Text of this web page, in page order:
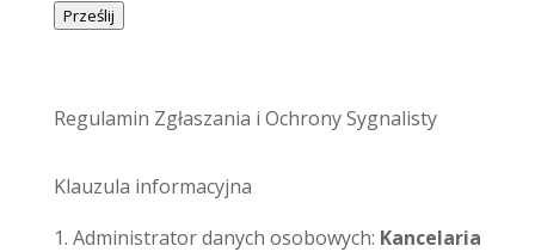
Prześlij
Regulamin Zgłaszania i Ochrony Sygnalisty
Klauzula informacyjna
Administrator danych osobowych: Kancelaria